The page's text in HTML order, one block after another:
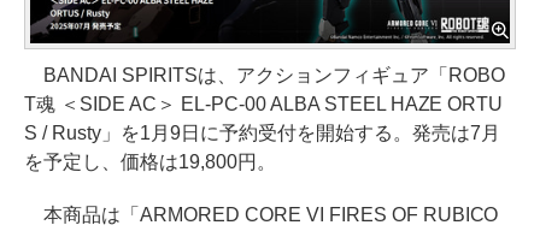
BANDAI SPIRITSは、アクションフィギュア「ROBO
T魂 ＜SIDE AC＞ EL-PC-00 ALBA STEEL HAZE ORTU
S / Rusty」を1月9日に予約受付を開始する。発売は7月
を予定し、価格は19,800円。
本商品は「ARMORED CORE VI FIRES OF RUBICO